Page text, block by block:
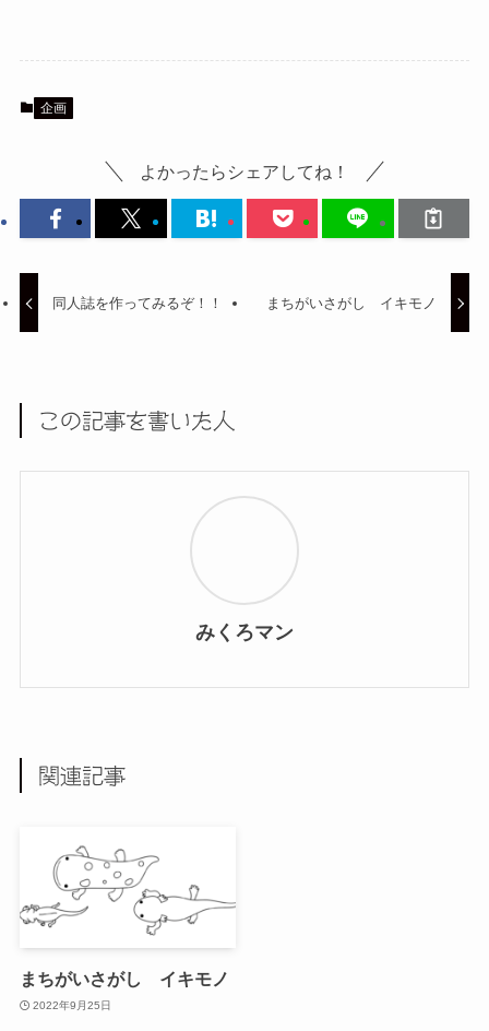
企画
よかったらシェアしてね！
同人誌を作ってみるぞ！！ まちがいさがし イキモノ
この記事を書いた人
みくろマン
関連記事
まちがいさがし イキモノ
2022年9月25日